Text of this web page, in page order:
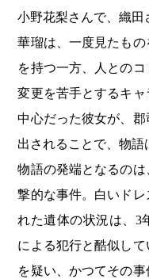
小野花梨さんで、織田
華瑠は、一度見たも
を持つ一方、人との
変更を苦手とするキ
中心だった彼女が、
出されることで、物語
物語の発端となるの
撃的な事件。白いド
れた遺体の状況は、3
による犯行と酷似し
を疑い、かつてその